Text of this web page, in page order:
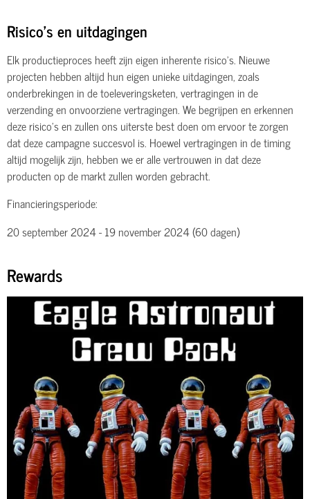
Risico's en uitdagingen
Elk productieproces heeft zijn eigen inherente risico's. Nieuwe
projecten hebben altijd hun eigen unieke uitdagingen, zoals
onderbrekingen in de toeleveringsketen, vertragingen in de
verzending en onvoorziene vertragingen. We begrijpen en erkennen
deze risico's en zullen ons uiterste best doen om ervoor te zorgen
dat deze campagne succesvol is. Hoewel vertragingen in de timing
altijd mogelijk zijn, hebben we er alle vertrouwen in dat deze
producten op de markt zullen worden gebracht.
Financieringsperiode:
20 september 2024 - 19 november 2024 (60 dagen)
Rewards